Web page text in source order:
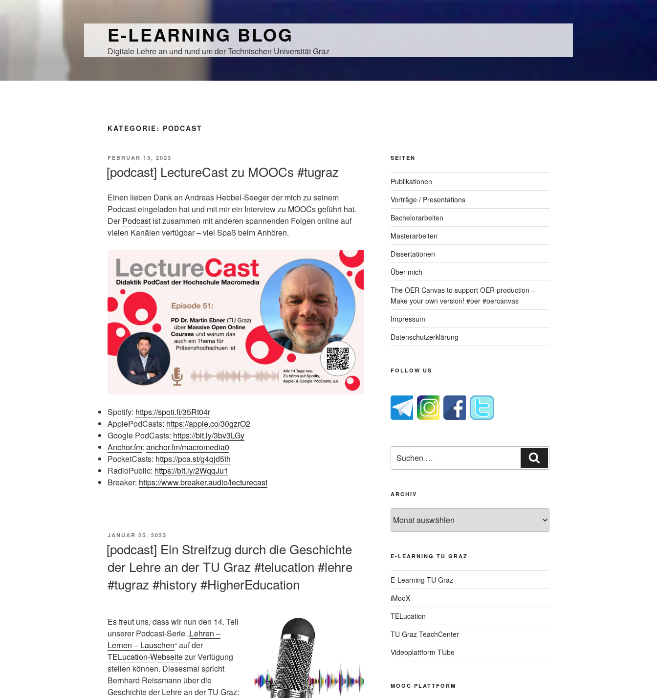
Inhalt
E-LEARNING BLOG
Digitale Lehre an und rund um der Technischen Universität Graz
KATEGORIE: PODCAST
VERÖFFENTLICHT
FEBRUAR 13, 2023
[podcast] LectureCast zu MOOCs #tugraz
Einen lieben Dank an Andreas Hebbel-Seeger der mich zu seinem
Podcast eingeladen hat und mit mir ein Interview zu MOOCs geführt hat.
DerPodcast ist zusammen mit anderen spannenden Folgen online auf
vielen Kanälen verfügbar – viel Spaß beim Anhören.
Spotify: https://spoti.fi/35Rt04r
ApplePodCasts: https://apple.co/30gzrO2
Google PodCasts: https://bit.ly/3bv3LGy
Anchor.fm: anchor.fm/macromedia0
PocketCasts: https://pca.st/g4qjd5th
RadioPublic: https://bit.ly/2WqqJu1
Breaker: https://www.breaker.audio/lecturecast
VERÖFFENTLICHT
JANUAR 25, 2023
[podcast] Ein Streifzug durch die Geschichte
der Lehre an der TU Graz #telucation #lehre
#tugraz #history #HigherEducation
Es freut uns, dass wir nun den 14. Teil
unserer Podcast-Serie „Lehren –
Lernen – Lauschen“ auf der
TELucation-Webseitezur Verfügung
stellen können. Diesesmal spricht
Bernhard Reissmann über die
Geschichte der Lehre an der TU Graz:
SEITEN
Publikationen
Vorträge / Presentations
Bachelorarbeiten
Masterarbeiten
Dissertationen
Über mich
The OER Canvas to support OER production –
Make your own version! #oer #oercanvas
Impressum
Datenschutzerklärung
FOLLOW US
nach:
ARCHIV
E-LEARNING TU GRAZ
E-Learning TU Graz
iMooX
TELucation
TU Graz TeachCenter
Videoplattform TUbe
MOOC PLATTFORM